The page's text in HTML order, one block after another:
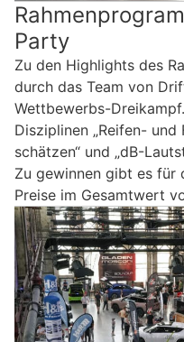
Party
Zu den Highlights des
durch das Team von
Wettbewerbs-
Disziplinen „Reifen- und
schätzen“ und „dB-
Zu gewinnen gibt es für
Preise im Gesamtwert